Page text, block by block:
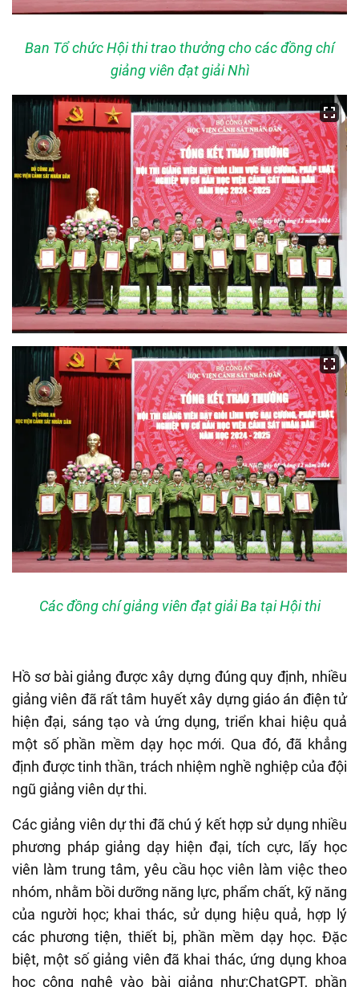
Ban Tổ chức Hội thi trao thưởng cho các đồng chí
giảng viên đạt giải Nhì
Các đồng chí giảng viên đạt giải Ba tại Hội thi
Hồ sơ bài giảng được xây dựng đúng quy định, nhiều
giảng viên đã rất tâm huyết xây dựng giáo án điện tử
hiện đại, sáng tạo và ứng dụng, triển khai hiệu quả
một số phần mềm dạy học mới. Qua đó, đã khẳng
định được tinh thần, trách nhiệm nghề nghiệp của đội
ngũ giảng viên dự thi.
Cácgiảng viên dự thi đã chú ý kết hợp sử dụng nhiều
phương pháp giảng dạy hiện đại, tích cực, lấy học
viên làm trung tâm, yêu cầu học viên làm việc theo
nhóm, nhằm bồi dưỡng năng lực, phẩm chất, kỹ năng
của người học; khai thác, sử dụng hiệu quả, hợp lý
các phương tiện, thiết bị, phần mềm dạy học. Đặc
biệt, một số giảng viên đã khai thác, ứng dụng khoa
học công nghệ vào bài giảng như:ChatGPT, phần